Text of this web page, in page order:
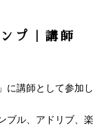
プ｜講師
に講師として参加し
ブル、アドリブ、楽